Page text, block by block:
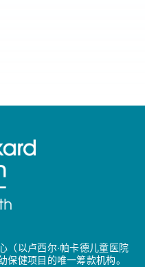
（以卢西尔·帕卡德儿童医院
保健项目的唯一筹款机构。